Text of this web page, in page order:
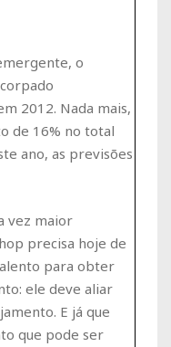
o
2012. Nada mais,
de 16% no total
ano, as previsões
vez maior
precisa hoje de
para obter
ele deve aliar
E já que
que pode ser